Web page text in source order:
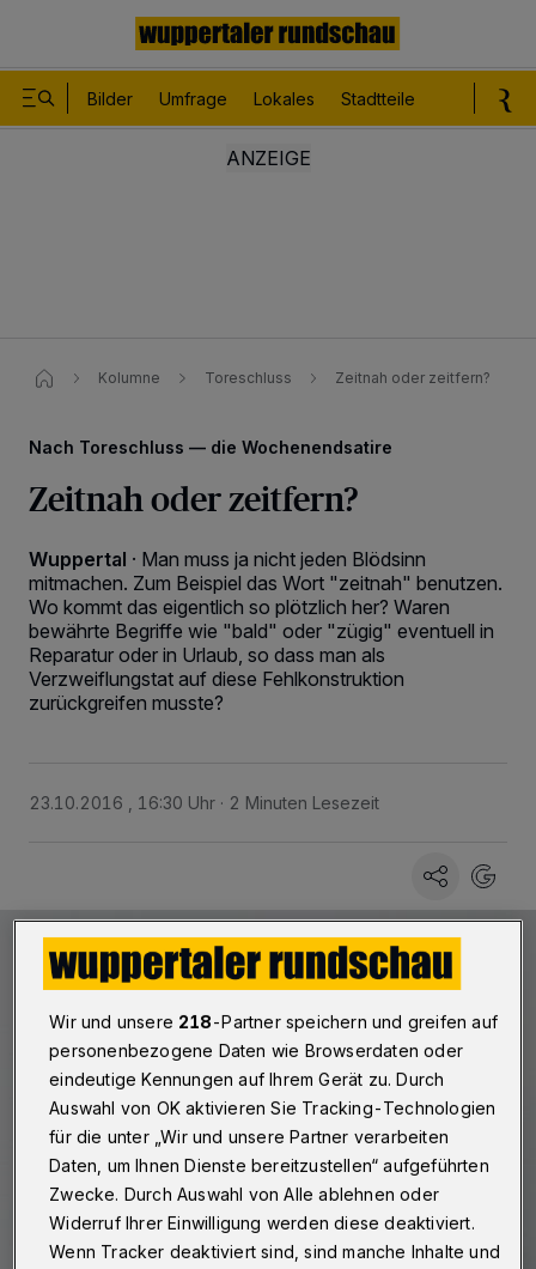
Bilder Umfrage Lokales Stadtteile
Kolumne Toreschluss Zeitnah oder zeitfern?
Nach Toreschluss — die Wochenendsatire
Zeitnah oder zeitfern?
Wuppertal · Man muss ja nicht jeden Blödsinn
mitmachen. Zum Beispiel das Wort "zeitnah" benutzen.
Wo kommt das eigentlich so plötzlich her? Waren
bewährte Begriffe wie "bald" oder "zügig" eventuell in
Reparatur oder in Urlaub, so dass man als
Verzweiflungstat auf diese Fehlkonstruktion
zurückgreifen musste?
23.10.2016 , 16:30 Uhr 2 Minuten Lesezeit
Wir und unsere 218-Partner speichern und greifen auf
personenbezogene Daten wie Browserdaten oder
eindeutige Kennungen auf Ihrem Gerät zu. Durch
Auswahl von OK aktivieren Sie Tracking-Technologien
für die unter „Wir und unsere Partner verarbeiten
Daten, um Ihnen Dienste bereitzustellen“ aufgeführten
Zwecke. Durch Auswahl von Alle ablehnen oder
Widerruf Ihrer Einwilligung werden diese deaktiviert.
Wenn Tracker deaktiviert sind, sind manche Inhalte und